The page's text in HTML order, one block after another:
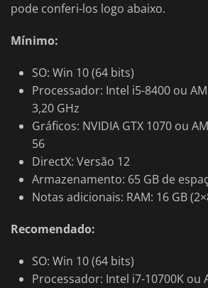
pode conferi-los logo abaixo.
Mínimo:
SO: Win 10 (64 bits)
Processador: Intel i5-8400 ou
3,20 GHz
Gráficos: NVIDIA GTX 1070 ou
56
DirectX: Versão 12
Armazenamento: 65 GB de
Notas adicionais: RAM: 16 GB
Recomendado:
SO: Win 10 (64 bits)
Processador: Intel i7-10700K ou